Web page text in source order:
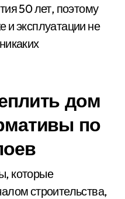
50 лет, поэтому
и эксплуатации не
дом
по
которые
строительства,